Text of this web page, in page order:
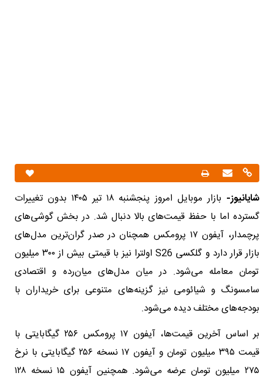
شایانیوز-
بازار موبایل امروز پنجشنبه ۱۸ تیر ۱۴۰۵ بدون تغییرات
گسترده اما با حفظ قیمت‌های بالا دنبال شد. در بخش گوشی‌های
پرچمدار، آیفون ۱۷ پرومکس همچنان در صدر گران‌ترین مدل‌های
بازار قرار دارد و گلکسی S26 اولترا نیز با قیمتی بیش از ۳۰۰ میلیون
تومان معامله می‌شود. در میان مدل‌های میان‌رده و اقتصادی
سامسونگ و شیائومی نیز گزینه‌های متنوعی برای خریداران با
بودجه‌های مختلف دیده می‌شود.
بر اساس آخرین قیمت‌ها، آیفون ۱۷ پرومکس ۲۵۶ گیگابایتی با
قیمت ۳۹۵ میلیون تومان و آیفون ۱۷ نسخه ۲۵۶ گیگابایتی با نرخ
۲۷۵ میلیون تومان عرضه می‌شود. همچنین آیفون ۱۵ نسخه ۱۲۸